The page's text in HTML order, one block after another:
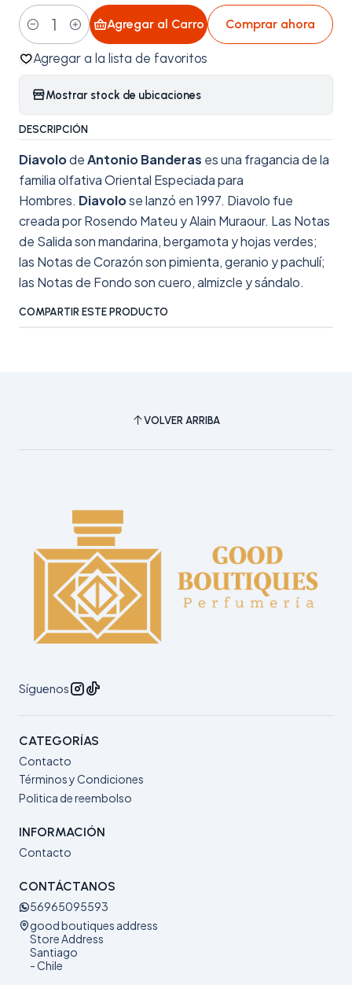
Cantidad
Agregar al Carro Comprar ahora
Agregar a la lista de favoritos
Mostrar stock de ubicaciones
DESCRIPCIÓN
DiavolodeAntonio Banderas es una fragancia de la
familia olfativa Oriental Especiada para
Hombres. Diavolose lanzó en 1997. Diavolo fue
creada por Rosendo Mateu y Alain Muraour. Las Notas
de Salida son mandarina, bergamota y hojas verdes;
las Notas de Corazón son pimienta, geranio y pachulí;
las Notas de Fondo son cuero, almizcle y sándalo.
COMPARTIR ESTE PRODUCTO
VOLVER ARRIBA
Síguenos
CATEGORÍAS
Contacto
Términos y Condiciones
Politica de reembolso
INFORMACIÓN
Contacto
CONTÁCTANOS
56965095593
good boutiques address
Store Address
Santiago
- Chile